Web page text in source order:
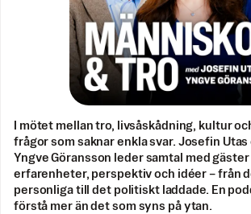
I mötet mellan tro, livsåskådning, kultur
frågor som saknar enkla svar. Josefin
Yngve Göransson leder samtal med
erfarenheter, perspektiv och idéer – från
personliga till det politiskt laddade. En
förstå mer än det som syns på ytan.